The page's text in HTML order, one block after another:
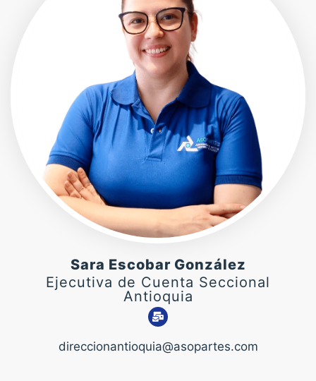
Sara Escobar González
Ejecutiva de Cuenta Seccional
Antioquia
direccionantioquia@asopartes.com